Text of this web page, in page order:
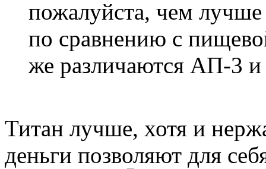
пожалуйста, чем
по сравнению с
же различаются АП-3
Титан лучше, хотя и
деньги позволяют для